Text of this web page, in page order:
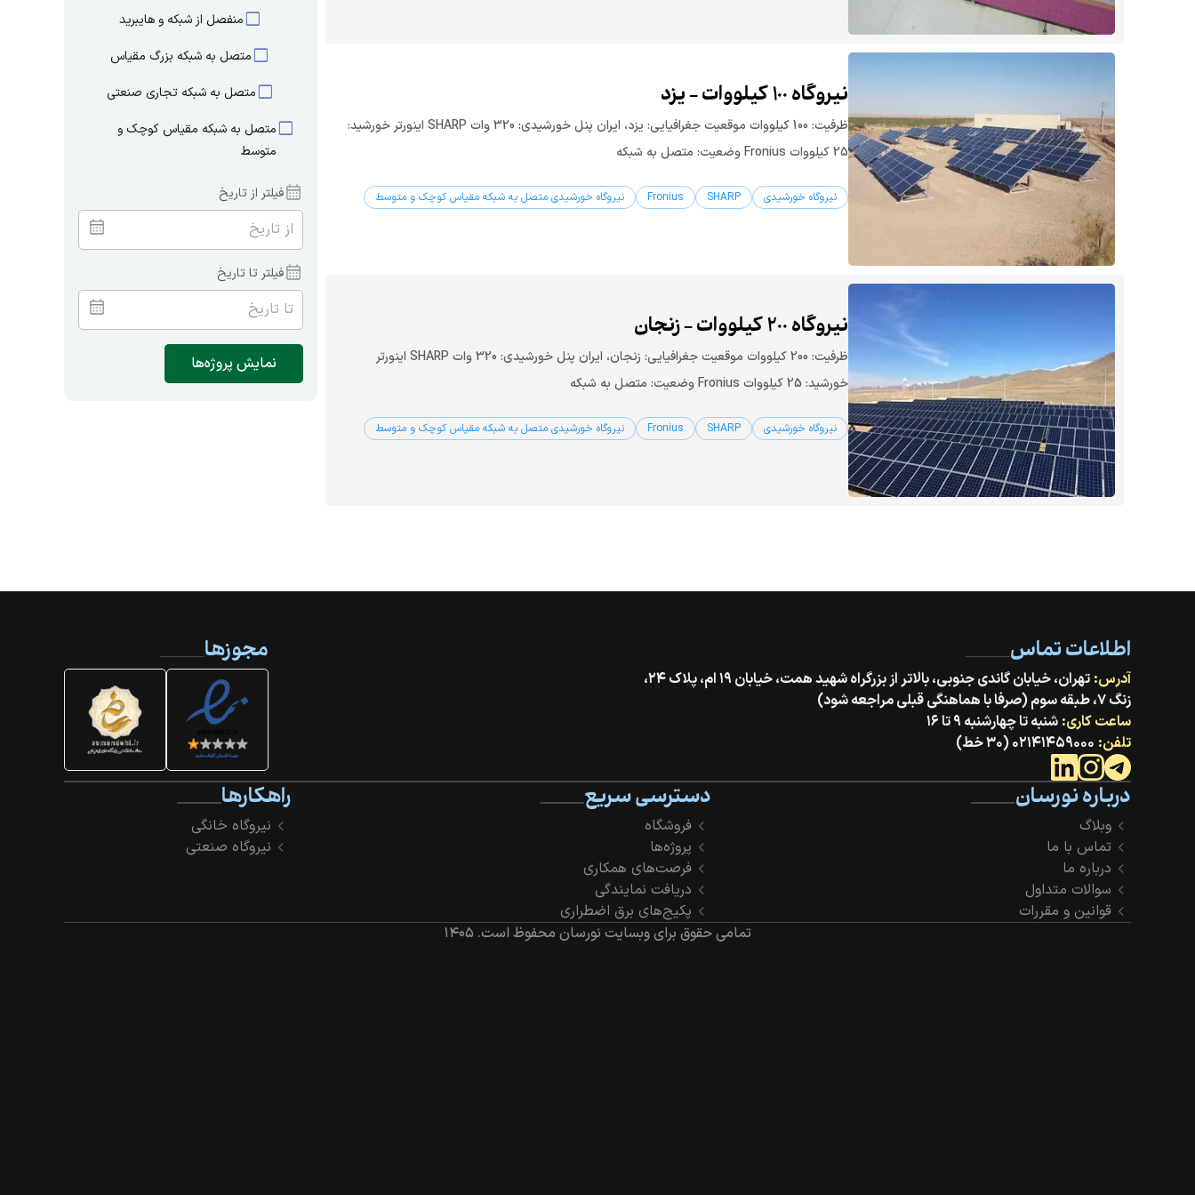
نیروگاه 100 کیلووات - یزد
ظرفیت: 100 کیلووات موقعیت جغرافیایی: یزد، ایران پنل خورشیدی: 320 وات SHARP اینورتر خورشید:
25 کیلووات Fronius وضعیت: متصل به شبکه
نیروگاه خورشیدی SHARP
Fronius نیروگاه خورشیدی متصل به شبکه مقیاس کوچک و متوسط
نیروگاه 200 کیلووات - زنجان
ظرفیت: 200 کیلووات موقعیت جغرافیایی: زنجان، ایران پنل خورشیدی: 320 وات SHARP اینورتر
خورشید: 25 کیلووات Fronius وضعیت: متصل به شبکه
نیروگاه خورشیدی SHARP
Fronius نیروگاه خورشیدی متصل به شبکه مقیاس کوچک و متوسط
check_box_outline_blankمنفصل از شبکه و هایبرید
check_box_outline_blankمتصل به شبکه بزرگ مقیاس
check_box_outline_blankمتصل به شبکه تجاری صنعتی
check_box_outline_blankمتصل به شبکه مقیاس کوچک و
متوسط
فیلتر از تاریخ
فیلتر تا تاریخ
نمایش پروژه‌ها
اطلاعات تماس
آدرس:
تهران، خیابان گاندی جنوبی، بالاتر از بزرگراه شهید همت، خیابان ۱۹ ام، پلاک ۲۴،
زنگ ۷، طبقه سوم (صرفا با هماهنگی قبلی مراجعه شود)
ساعت کاری: شنبه تا چهارشنبه ۹ تا ۱۶
تلفن: ۰۲۱۴۱۴۵۹۰۰۰ (۳۰ خط)
مجوزها
درباره نورسان
وبلاگ
تماس با ما
درباره ما
سوالات متداول
قوانین و مقررات
دسترسی سریع
فروشگاه
پروژه‌ها
فرصت‌های همکاری
دریافت نمایندگی
پکیج‌های برق اضطراری
راهکارها
نیروگاه خانگی
نیروگاه صنعتی
تمامی حقوق برای وبسایت نورسان محفوظ است. ۱۴۰۵